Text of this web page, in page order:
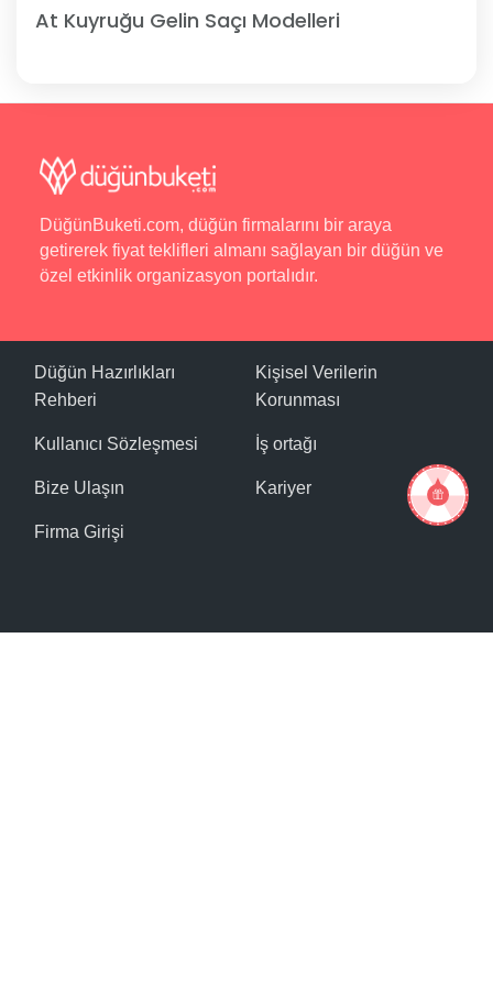
At Kuyruğu Gelin Saçı Modelleri
DüğünBuketi.com, düğün firmalarını bir araya
getirerek fiyat teklifleri almanı sağlayan bir düğün ve
özel etkinlik organizasyon portalıdır.
Düğün Hazırlıkları
Rehberi
Kullanıcı Sözleşmesi
Bize Ulaşın
Firma Girişi
Kişisel Verilerin
Korunması
İş ortağı
Kariyer